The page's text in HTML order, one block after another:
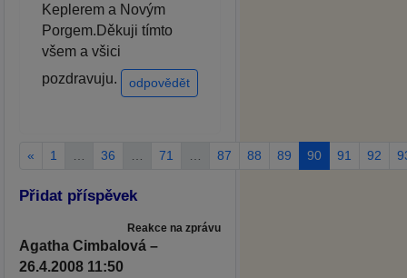
Keplerem a Novým
Porgem.Děkuji tímto
všem a všici
pozdravuju.
odpovědět
« 1 36 71 87 88 89 90 91 92
Přidat příspěvek
Reakce na zprávu
Agatha Cimbalová –
26.4.2008 11:50